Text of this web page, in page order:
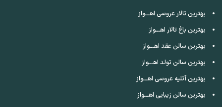
بهترین تالار عروسی اهـــواز
بهترین باغ تالار اهـــواز
بهترین سالن عقد اهـــواز
بهترین سالن تولد اهـــواز
بهترین آتلیه عروسی اهـــواز
بهترین سالن زیبایی اهـــواز